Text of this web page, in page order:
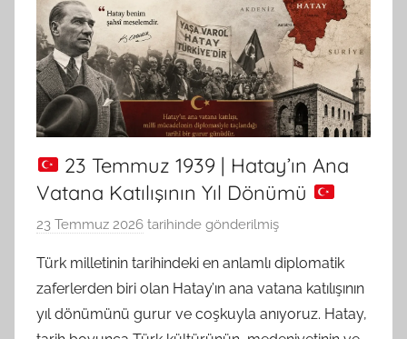
23 Temmuz 1939 | Hatay’ın Ana
Vatana Katılışının Yıl Dönümü
23 Temmuz 2026 tarihinde gönderilmiş
S
A
M
Türk milletinin tarihindeki en anlamlı diplomatik
zaferlerden biri olan Hatay’ın ana vatana katılışının
yıl dönümünü gurur ve coşkuyla anıyoruz. Hatay,